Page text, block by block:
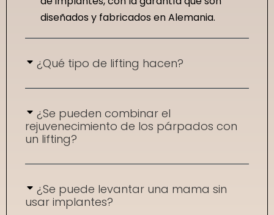
diseñados y fabricados en Alemania.
¿Qué tipo de lifting hacen?
¿Se pueden combinar el
rejuvenecimiento de los párpados con
un lifting?
¿Se puede levantar una mama sin
usar implantes?